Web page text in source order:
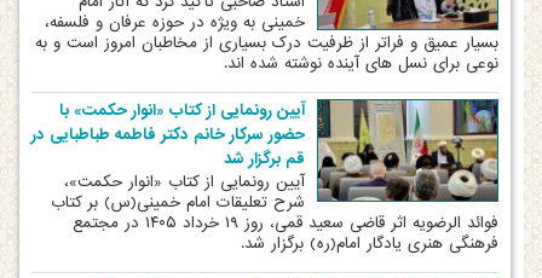
خمینی به ویژه در حوزه عرفان و فلسفه،
بسیار عمیق و فراتر از ظرفیت درک بسیاری از مخاطبان امروز است و به
نوعی برای نسل های آینده نوشته شده اند.
آیین رونمایی از کتاب «انوار حکمت» با
حضور سرکار خانم دکتر فاطمه طباطبایی در
قم برگزار شد
آیین رونمایی از کتاب «انوار حکمت»،
شرح تعلیقات امام خمینی(س) بر کتاب
فوائد الرضویه اثر قاضی سعید قمی، روز ۱۹ خرداد ۱۴۰۵ در مجتمع
فرهنگی هنری یادگار امام(ره) برگزار شد.